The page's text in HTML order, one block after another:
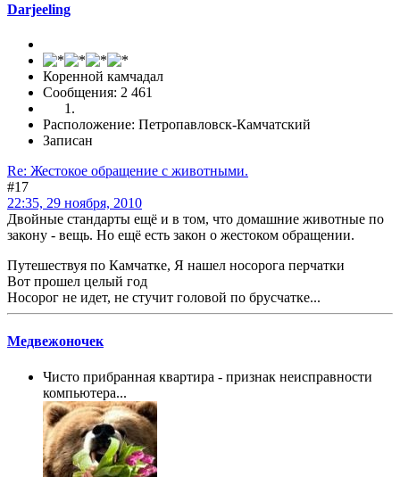
Darjeeling
Коренной камчадал
Сообщения: 2 461
Расположение: Петропавловск-Камчатский
Записан
Re: Жестокое обращение с животными.
#17
22:35, 29 ноября, 2010
Двойные стандарты ещё и в том, что домашние животные по
закону - вещь. Но ещё есть закон о жестоком обращении.
Путешествуя по Камчатке, Я нашел носорога перчатки
Вот прошел целый год
Носорог не идет, не стучит головой по брусчатке...
Медвежоночек
Чисто прибранная квартира - признак неисправности
компьютера...